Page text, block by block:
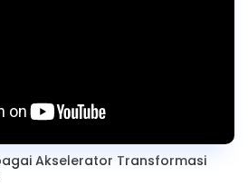
Akselerator Transformasi